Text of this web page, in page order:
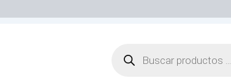
productos